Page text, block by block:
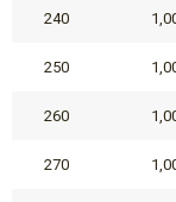
240
250
260
270